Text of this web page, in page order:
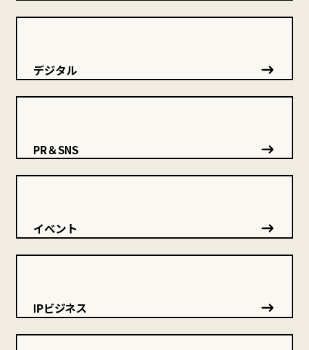
デジタル
PR＆SNS
イベント
IPビジネス